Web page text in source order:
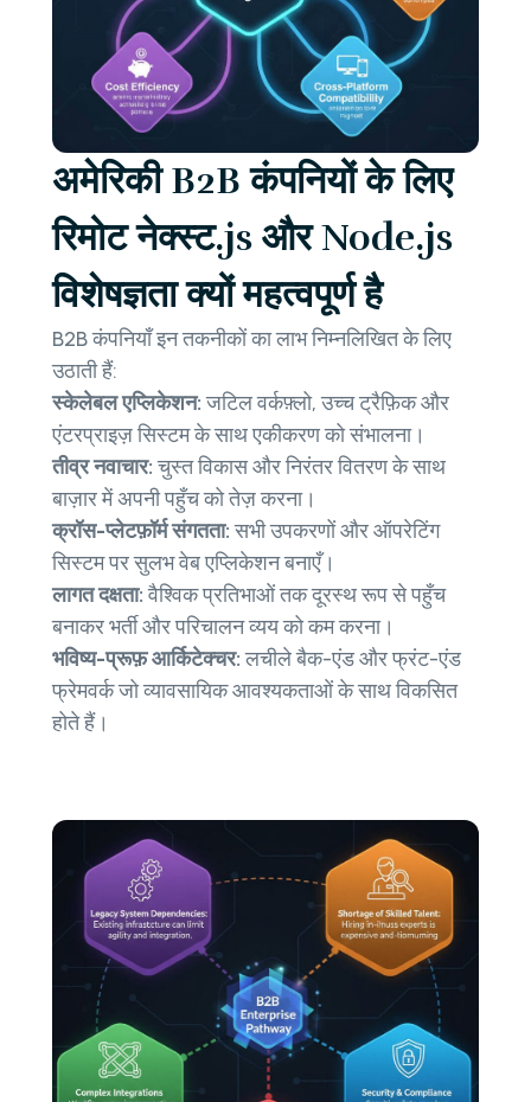
अमेरिकी B2B कंपनियों के लिए
रिमोट नेक्स्ट.js और Node.js
विशेषज्ञता क्यों महत्वपूर्ण है
B2B कंपनियाँ इन तकनीकों का लाभ निम्नलिखित के लिए
उठाती हैं:
स्केलेबल एप्लिकेशन:जटिल वर्कफ़्लो, उच्च ट्रैफ़िक और
एंटरप्राइज़ सिस्टम के साथ एकीकरण को संभालना।
तीव्र नवाचार:चुस्त विकास और निरंतर वितरण के साथ
बाज़ार में अपनी पहुँच को तेज़ करना।
क्रॉस-प्लेटफ़ॉर्म संगतता:सभी उपकरणों और ऑपरेटिंग
सिस्टम पर सुलभ वेब एप्लिकेशन बनाएँ।
लागत दक्षता:वैश्विक प्रतिभाओं तक दूरस्थ रूप से पहुँच
बनाकर भर्ती और परिचालन व्यय को कम करना।
भविष्य-प्रूफ़ आर्किटेक्चर:लचीले बैक-एंड और फ्रंट-एंड
फ्रेमवर्क जो व्यावसायिक आवश्यकताओं के साथ विकसित
होते हैं।